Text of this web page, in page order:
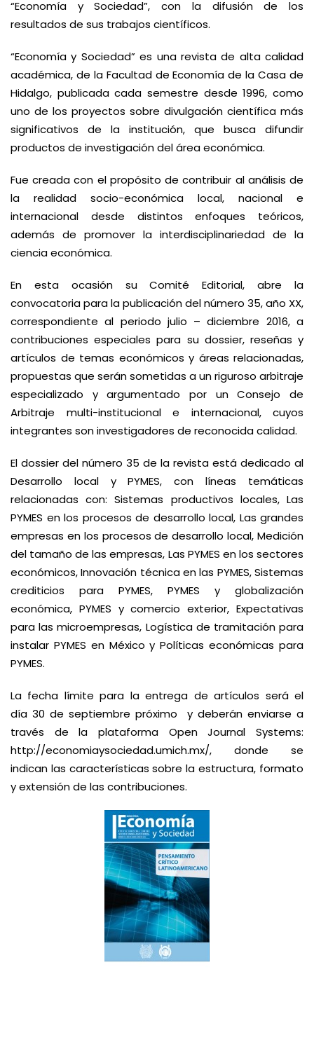
“Economía y Sociedad”, con la difusión de los
resultados de sus trabajos científicos.
“Economía y Sociedad” es una revista de alta calidad
académica, de la Facultad de Economía de la Casa de
Hidalgo, publicada cada semestre desde 1996, como
uno de los proyectos sobre divulgación científica más
significativos de la institución, que busca difundir
productos de investigación del área económica.
Fue creada con el propósito de contribuir al análisis de
la realidad socio-económica local, nacional e
internacional desde distintos enfoques teóricos,
además de promover la interdisciplinariedad de la
ciencia económica.
En esta ocasión su Comité Editorial, abre la
convocatoria para la publicación del número 35, año XX,
correspondiente al periodo julio – diciembre 2016, a
contribuciones especiales para su dossier, reseñas y
artículos de temas económicos y áreas relacionadas,
propuestas que serán sometidas a un riguroso arbitraje
especializado y argumentado por un Consejo de
Arbitraje multi-institucional e internacional, cuyos
integrantes son investigadores de reconocida calidad.
El dossier del número 35 de la revista está dedicado al
Desarrollo local y PYMES, con líneas temáticas
relacionadas con: Sistemas productivos locales, Las
PYMES en los procesos de desarrollo local, Las grandes
empresas en los procesos de desarrollo local, Medición
del tamaño de las empresas, Las PYMES en los sectores
económicos, Innovación técnica en las PYMES, Sistemas
crediticios para PYMES, PYMES y globalización
económica, PYMES y comercio exterior, Expectativas
para las microempresas, Logística de tramitación para
instalar PYMES en México y Políticas económicas para
PYMES.
La fecha límite para la entrega de artículos será el
día 30 de septiembre próximo y deberán enviarse a
través de la plataforma Open Journal Systems:
http://economiaysociedad.umich.mx/, donde se
indican las características sobre la estructura, formato
y extensión de las contribuciones.